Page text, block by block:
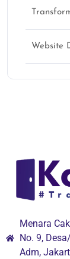
Website
Menara
No. 9,
Adm,